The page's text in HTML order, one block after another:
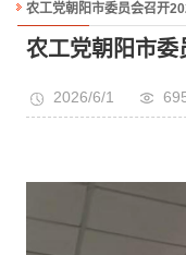
农工党朝阳市委员会召开
大）学习会
农工党朝阳市委
2026/6/1